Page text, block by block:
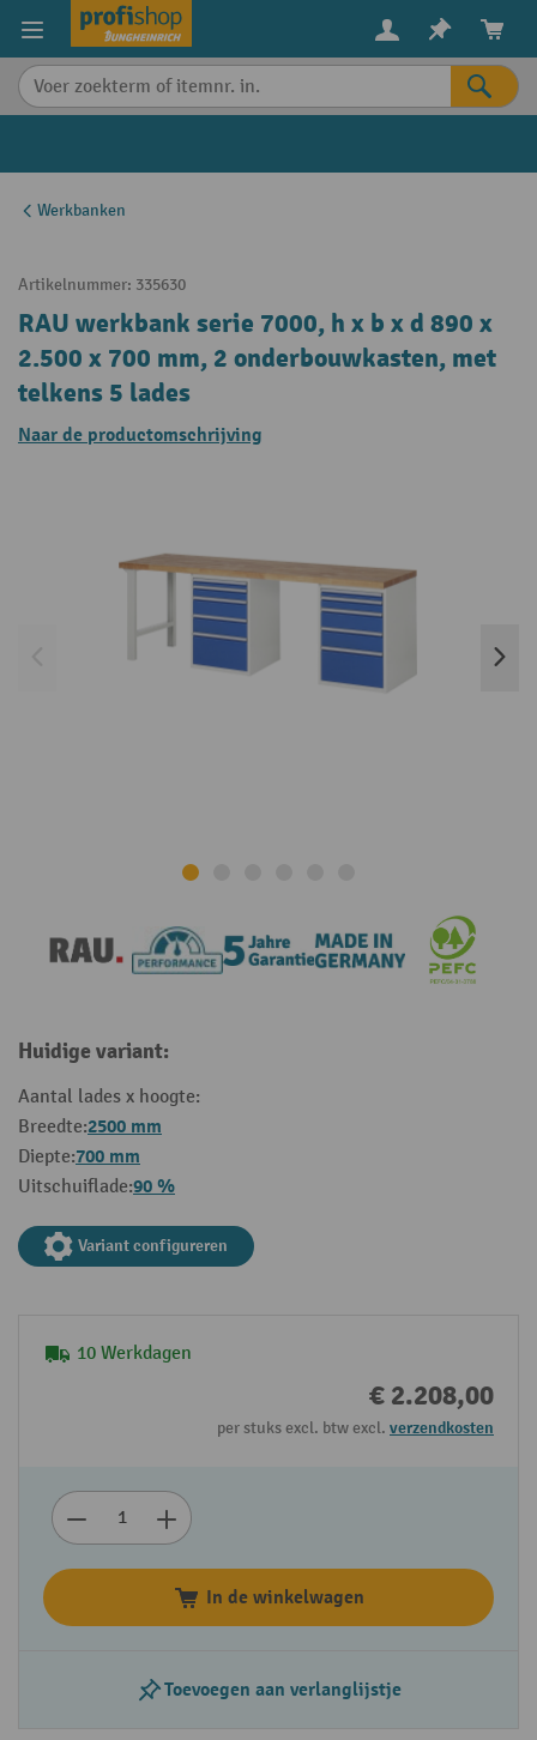
content
Werkbanken
Artikelnummer: 335630
RAU werkbank serie 7000, h x b x d 890 x
2.500 x 700 mm, 2 onderbouwkasten, met
telkens 5 lades
Naar de productomschrijving
Huidige variant:
Aantal lades x hoogte:
Breedte:2500 mm
Diepte:700 mm
Uitschuiflade:90 %
Variant configureren
10 Werkdagen
€ 2.208,00
per stuks excl. btw excl. verzendkosten
In de winkelwagen
Toevoegen aan verlanglijstje